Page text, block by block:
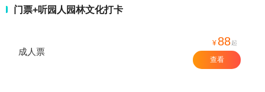
门票+听园人园林文化打卡
成人票
¥ 88起
查看